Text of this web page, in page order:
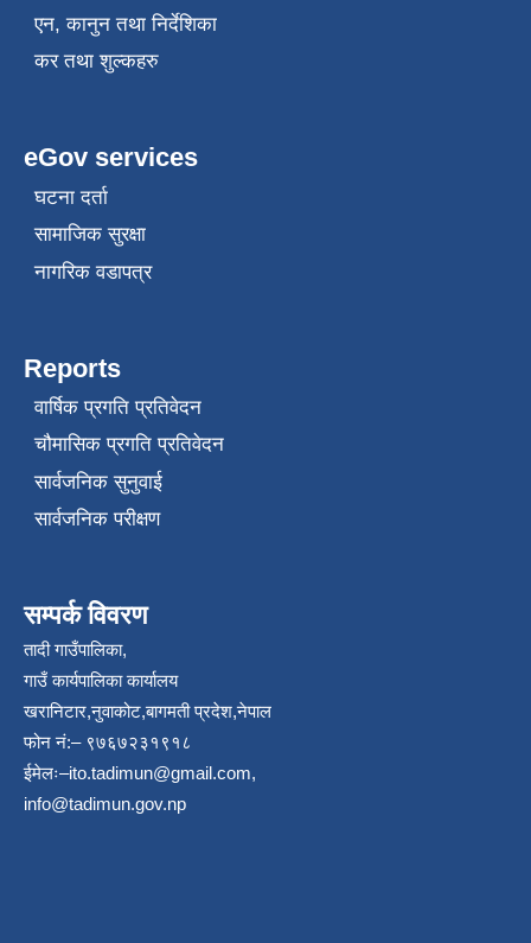
एन, कानुन तथा निर्देशिका
कर तथा शुल्कहरु
eGov services
घटना दर्ता
सामाजिक सुरक्षा
नागरिक वडापत्र
Reports
वार्षिक प्रगति प्रतिवेदन
चौमासिक प्रगति प्रतिवेदन
सार्वजनिक सुनुवाई
सार्वजनिक परीक्षण
सम्पर्क विवरण
तादी गाउँपालिका,
गाउँ कार्यपालिका कार्यालय
खरानिटार,नुवाकोट,बागमती प्रदेश,नेपाल
फोन नं:– ९७६७२३१९१८
ईमेलः–ito.tadimun@gmail.com,
info@tadimun.gov.np